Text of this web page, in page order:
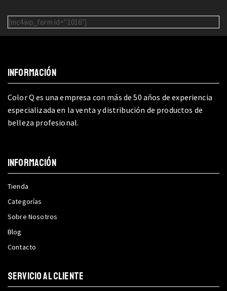
[mc4wp_form id="1016"]
INFORMACIÓN
Color Q es una empresa con más de 50 años de experiencia
especializada en la venta y distribución de productos de
belleza profesional.
INFORMACIÓN
Tienda
Categorías
Sobre Nosotros
Blog
Contacto
SERVICIO AL CLIENTE